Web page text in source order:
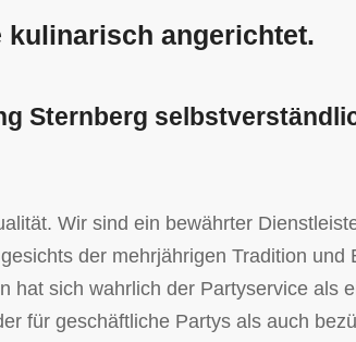
angerichtet.
Sternberg
Wir sind ein bewährter
der mehrjährigen Tradition und
hat sich wahrlich der Partyservice als
für geschäftliche Partys als auch